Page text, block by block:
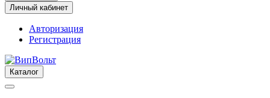
Личный кабинет
Авторизация
Регистрация
Каталог